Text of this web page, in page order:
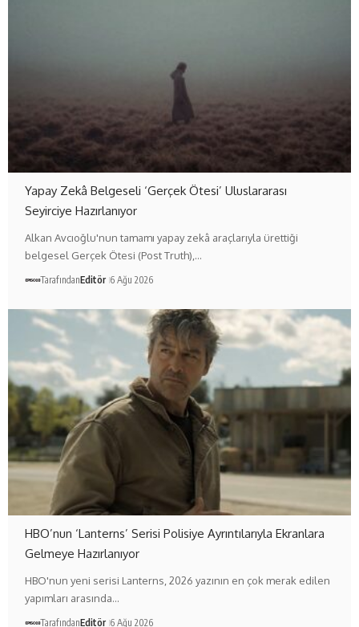
Yapay Zekâ Belgeseli ‘Gerçek Ötesi’ Uluslararası
Seyirciye Hazırlanıyor
Alkan Avcıoğlu'nun tamamı yapay zekâ araçlarıyla ürettiği
belgesel Gerçek Ötesi (Post Truth),…
TarafındanEditör 6 Ağu 2026
HBO’nun ‘Lanterns’ Serisi Polisiye Ayrıntılarıyla Ekranlara
Gelmeye Hazırlanıyor
HBO'nun yeni serisi Lanterns, 2026 yazının en çok merak edilen
yapımları arasında…
TarafındanEditör 6 Ağu 2026